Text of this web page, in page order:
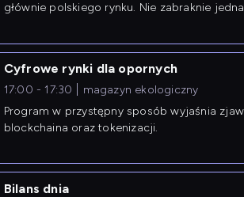
głównie polskiego rynku. Nie zabraknie
Cyfrowe rynki dla opornych
17:00 - 17:30
magazyn ekologiczny
Program w przystępny sposób wyjaśnia
blockchaina oraz tokenizacji.
Bilans dnia